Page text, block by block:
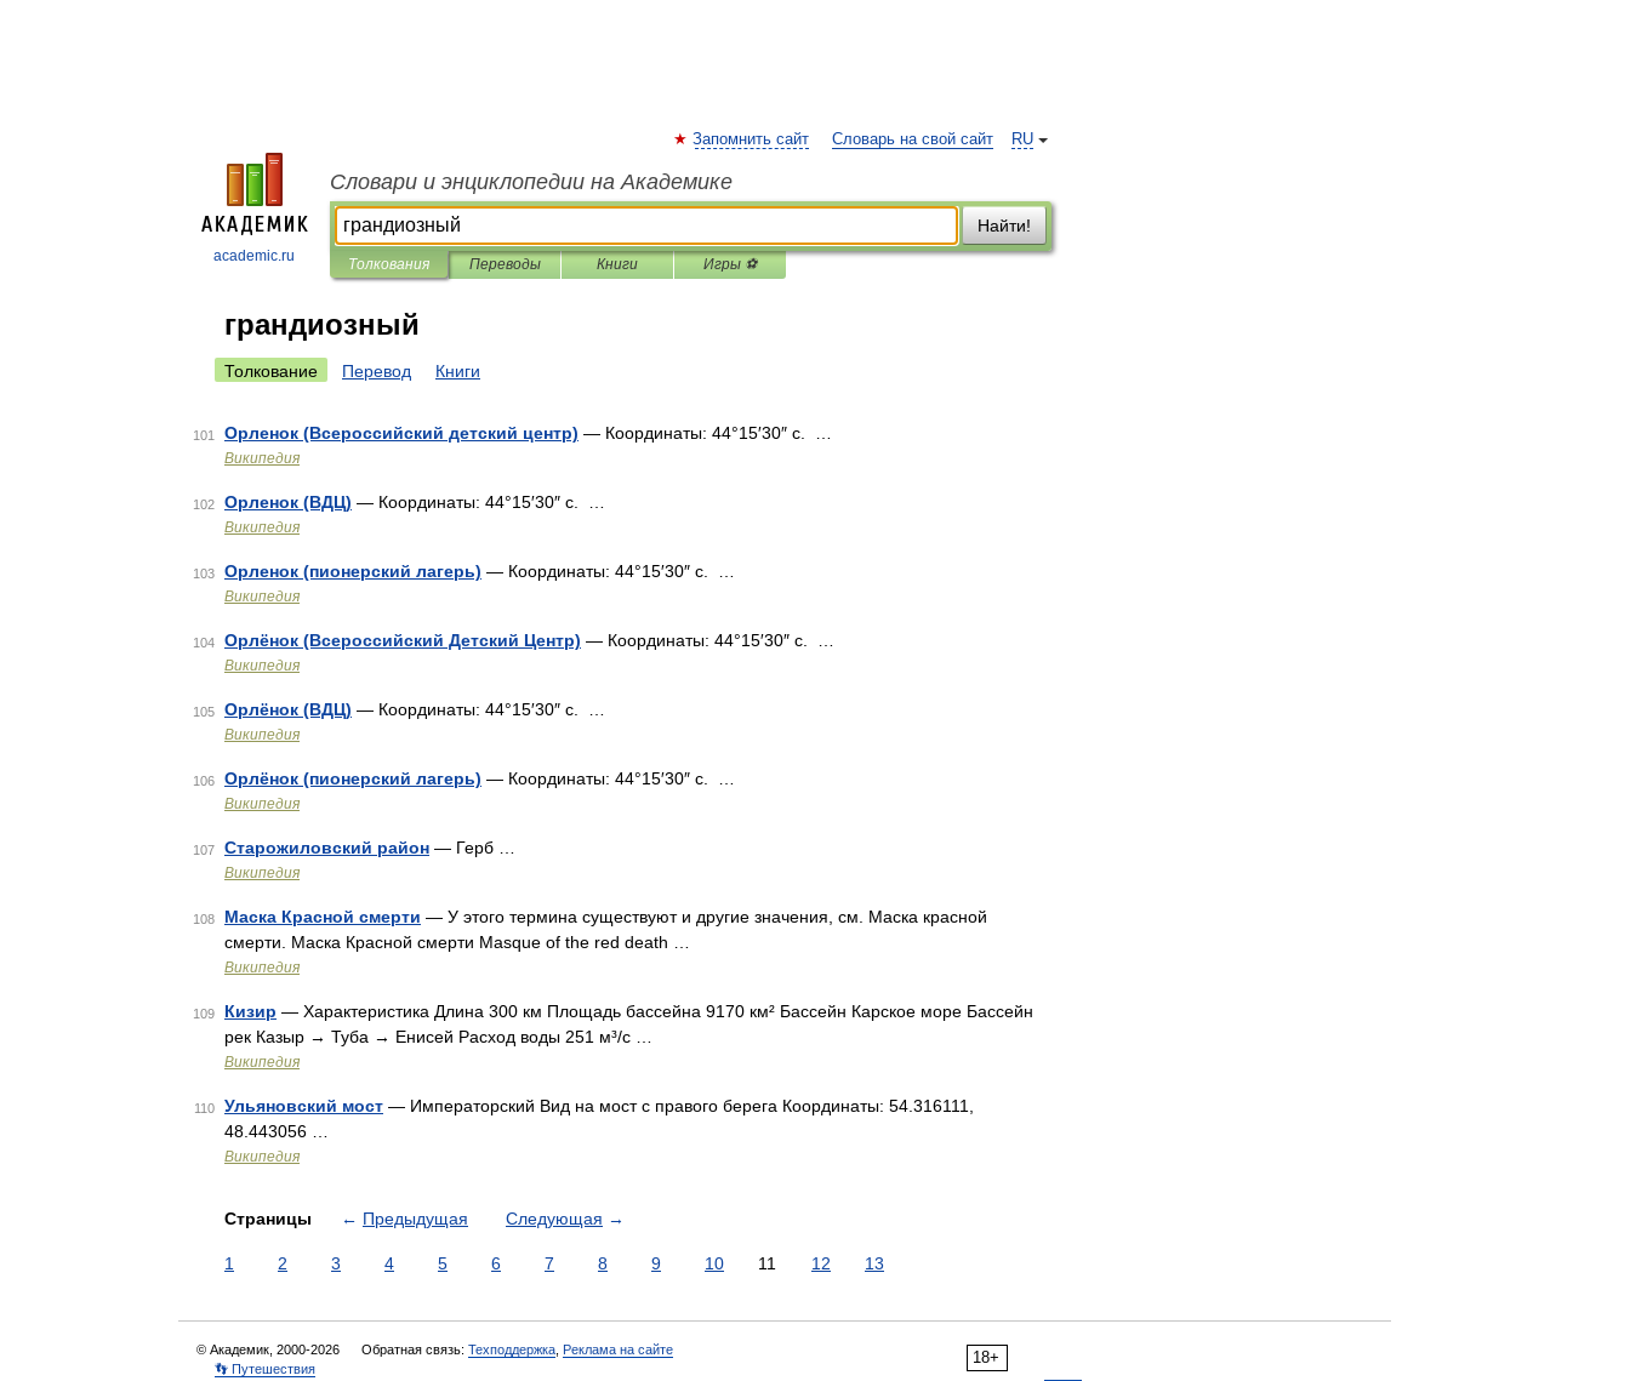
academic.ru
RU
Запомнить сайт Словарь на свой сайт
Словари и энциклопедии на Академике
Найти!
Толкования Переводы Книги Игры ⚽
грандиозный
Толкование Перевод Книги
101 Орленок (Всероссийский детский центр) — Координаты: 44°15′30″ с. …
Википедия
102 Орленок (ВДЦ) — Координаты: 44°15′30″ с. …
Википедия
103 Орленок (пионерский лагерь) — Координаты: 44°15′30″ с. …
Википедия
104 Орлёнок (Всероссийский Детский Центр) — Координаты: 44°15′30″ с. …
Википедия
105 Орлёнок (ВДЦ) — Координаты: 44°15′30″ с. …
Википедия
106 Орлёнок (пионерский лагерь) — Координаты: 44°15′30″ с. …
Википедия
107 Старожиловский район — Герб …
Википедия
108 Маска Красной смерти — У этого термина существуют и другие значения, см. Маска красной
смерти. Маска Красной смерти Masque of the red death …
Википедия
109 Кизир — Характеристика Длина 300 км Площадь бассейна 9170 км² Бассейн Карское море Бассейн
рек Казыр → Туба → Енисей Расход воды 251 м³/с …
Википедия
110 Ульяновский мост — Императорский Вид на мост с правого берега Координаты: 54.316111,
48.443056 …
Википедия
Страницы ← Предыдущая Следующая →
1 2 3 4 5 6 7 8 9 10 11 12 13
18+
© Академик, 2000-2026 Обратная связь: Техподдержка Реклама на сайте
👣 Путешествия